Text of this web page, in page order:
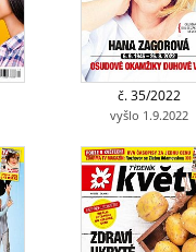
č. 35/2022
vyšlo 1.9.2022